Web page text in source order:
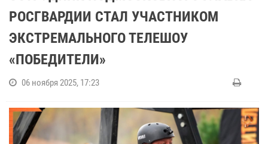
РОСГВАРДИИ СТАЛ УЧАСТНИКОМ
ЭКСТРЕМАЛЬНОГО ТЕЛЕШОУ
«ПОБЕДИТЕЛИ»
06 ноября 2025, 17:23